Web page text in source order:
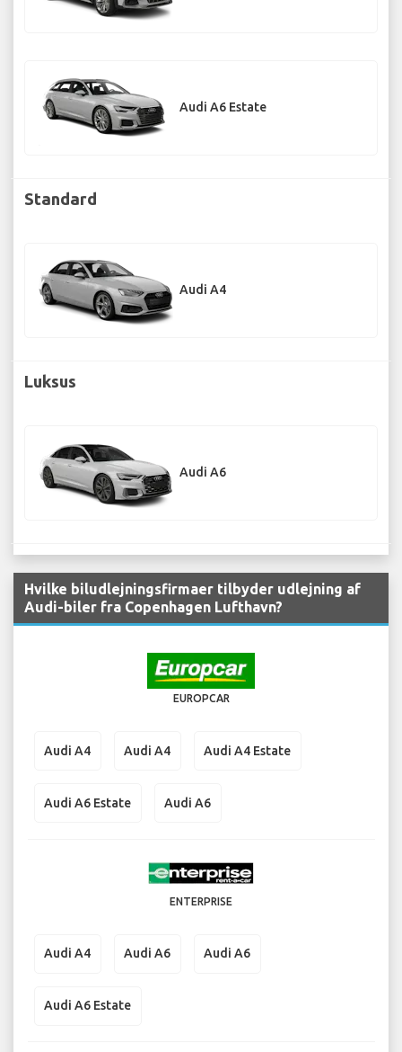
Audi A6 Estate
Standard
Audi A4
Luksus
Audi A6
Hvilke biludlejningsfirmaer tilbyder udlejning af
Audi-biler fra Copenhagen Lufthavn?
EUROPCAR
Audi A4 Audi A4 Audi A4 Estate
Audi A6 Estate Audi A6
ENTERPRISE
Audi A4 Audi A6 Audi A6
Audi A6 Estate